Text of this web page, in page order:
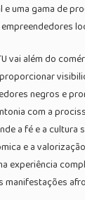
e uma gama de
vai além do
negros e
com a
a fé e a cultura
e a
experiência
manifestações